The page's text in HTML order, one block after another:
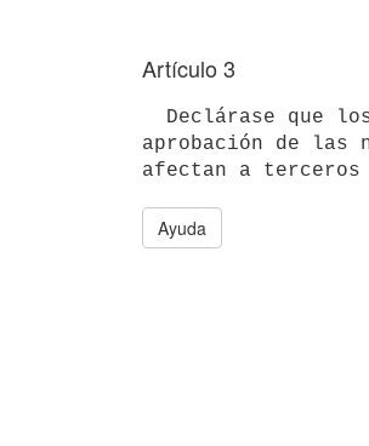
Artículo 3
aprobación de las
Ayuda